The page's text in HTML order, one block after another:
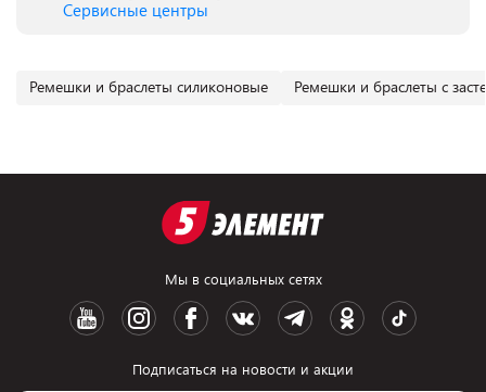
Сервисные центры
Ремешки и браслеты силиконовые Ремешки и браслеты с
Мы в социальных сетях
Подписаться на новости и акции